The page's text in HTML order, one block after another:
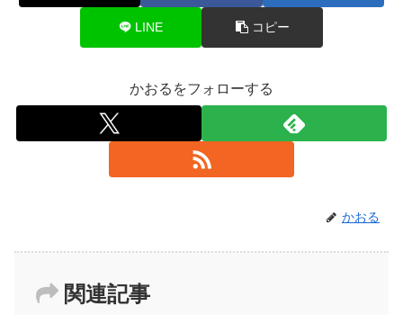
LINE コピー
かおるをフォローする
かおる
関連記事